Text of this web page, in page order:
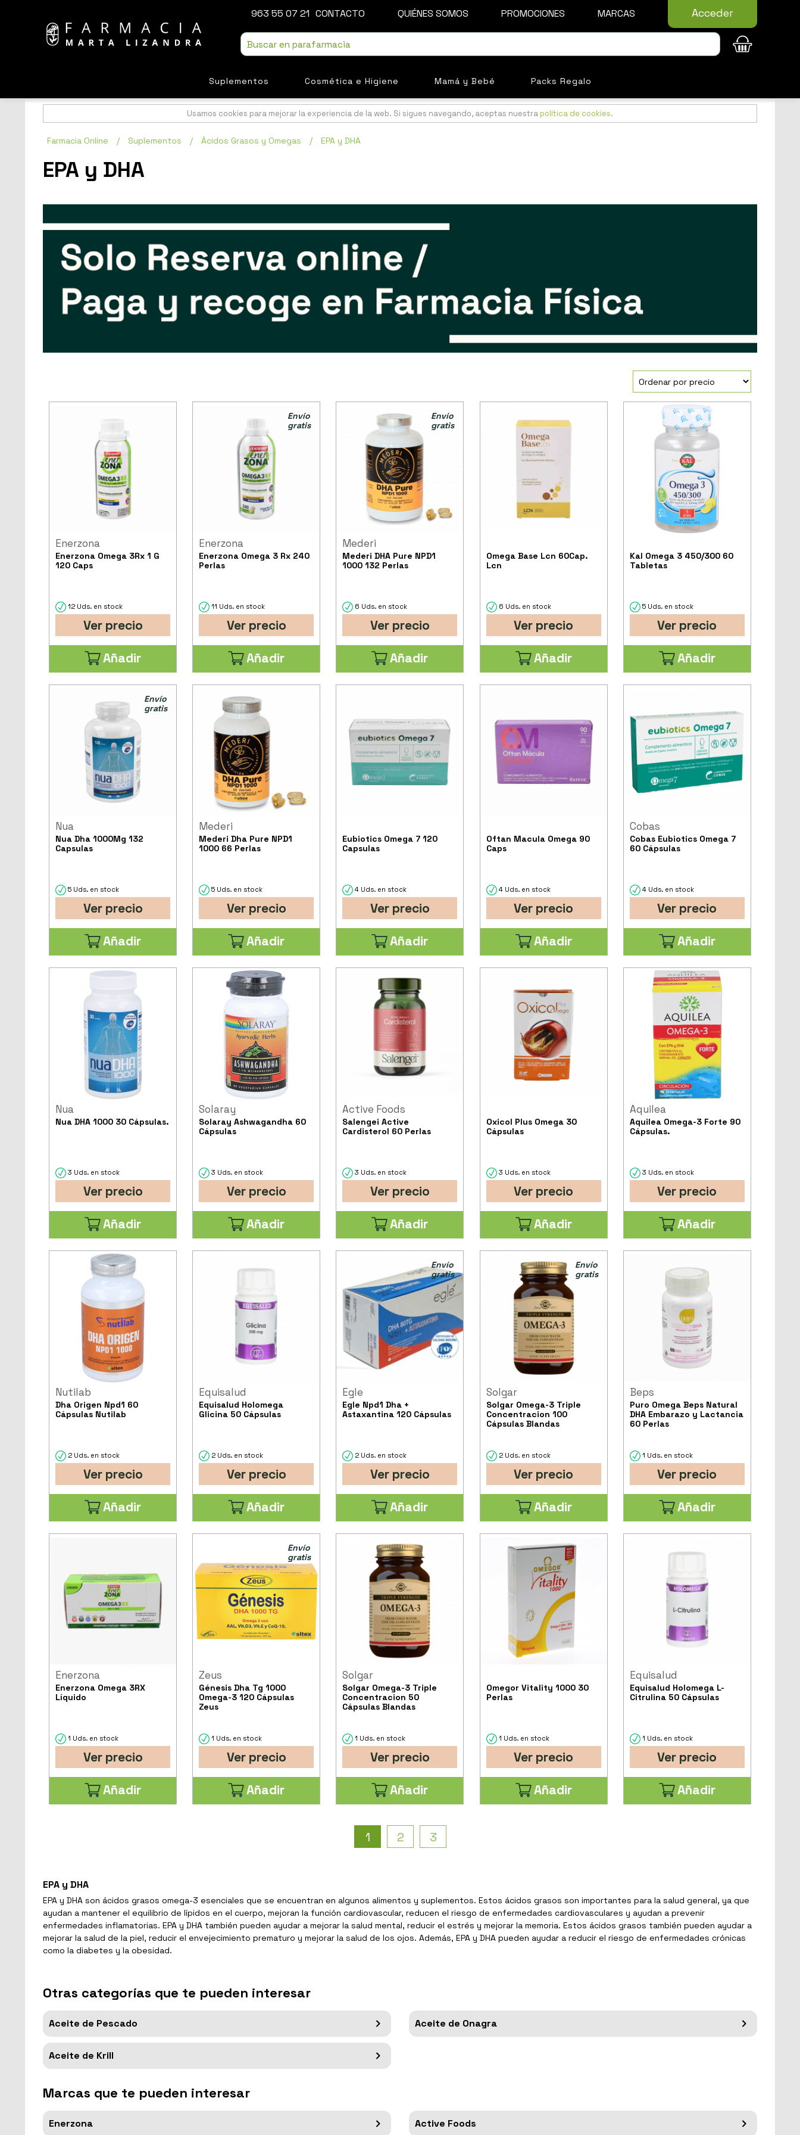
963 55 07 21 CONTACTO QUIÉNES SOMOS PROMOCIONES MARCAS Acceder
Suplementos Cosmética e Higiene Mamá y Bebé Packs Regalo
Usamos cookies para mejorar la experiencia de la web. Si sigues navegando, aceptas nuestra política de cookies.
Farmacia Online / Suplementos / Ácidos Grasos y Omegas / EPA y DHA
EPA y DHA
Enerzona
Enerzona Omega 3Rx 1 G
120 Caps
12 Uds. en stock
Ver precio
Añadir
Enerzona
Enerzona Omega 3 Rx 240
Perlas
Envío
gratis
11 Uds. en stock
Ver precio
Añadir
Mederi
Mederi DHA Pure NPD1
1000 132 Perlas
Envío
gratis
6 Uds. en stock
Ver precio
Añadir
Omega Base Lcn 60Cap.
Lcn
6 Uds. en stock
Ver precio
Añadir
Kal Omega 3 450/300 60
Tabletas
5 Uds. en stock
Ver precio
Añadir
Nua
Nua Dha 1000Mg 132
Capsulas
Envío
gratis
5 Uds. en stock
Ver precio
Añadir
Mederi
Mederi Dha Pure NPD1
1000 66 Perlas
5 Uds. en stock
Ver precio
Añadir
Eubiotics Omega 7 120
Capsulas
4 Uds. en stock
Ver precio
Añadir
Oftan Macula Omega 90
Caps
4 Uds. en stock
Ver precio
Añadir
Cobas
Cobas Eubiotics Omega 7
60 Cápsulas
4 Uds. en stock
Ver precio
Añadir
Nua
Nua DHA 1000 30 Cápsulas.
3 Uds. en stock
Ver precio
Añadir
Solaray
Solaray Ashwagandha 60
Cápsulas
3 Uds. en stock
Ver precio
Añadir
Active Foods
Salengei Active
Cardisterol 60 Perlas
3 Uds. en stock
Ver precio
Añadir
Oxicol Plus Omega 30
Cápsulas
3 Uds. en stock
Ver precio
Añadir
Aquilea
Aquilea Omega-3 Forte 90
Cápsulas.
3 Uds. en stock
Ver precio
Añadir
Nutilab
Dha Origen Npd1 60
Cápsulas Nutilab
2 Uds. en stock
Ver precio
Añadir
Equisalud
Equisalud Holomega
Glicina 50 Cápsulas
2 Uds. en stock
Ver precio
Añadir
Egle
Egle Npd1 Dha +
Astaxantina 120 Cápsulas
Envío
gratis
2 Uds. en stock
Ver precio
Añadir
Solgar
Solgar Omega-3 Triple
Concentracion 100
Cápsulas Blandas
Envío
gratis
2 Uds. en stock
Ver precio
Añadir
Beps
Puro Omega Beps Natural
DHA Embarazo y Lactancia
60 Perlas
1 Uds. en stock
Ver precio
Añadir
Enerzona
Enerzona Omega 3RX
Líquido
1 Uds. en stock
Ver precio
Añadir
Zeus
Génesis Dha Tg 1000
Omega-3 120 Cápsulas
Zeus
Envío
gratis
1 Uds. en stock
Ver precio
Añadir
Solgar
Solgar Omega-3 Triple
Concentracion 50
Cápsulas Blandas
1 Uds. en stock
Ver precio
Añadir
Omegor Vitality 1000 30
Perlas
1 Uds. en stock
Ver precio
Añadir
Equisalud
Equisalud Holomega L-
Citrulina 50 Cápsulas
1 Uds. en stock
Ver precio
Añadir
1 2 3
EPA y DHA
EPA y DHA son ácidos grasos omega-3 esenciales que se encuentran en algunos alimentos y suplementos. Estos ácidos grasos son importantes para la salud general, ya que
ayudan a mantener el equilibrio de lípidos en el cuerpo, mejoran la función cardiovascular, reducen el riesgo de enfermedades cardiovasculares y ayudan a prevenir
enfermedades inflamatorias. EPA y DHA también pueden ayudar a mejorar la salud mental, reducir el estrés y mejorar la memoria. Estos ácidos grasos también pueden ayudar a
mejorar la salud de la piel, reducir el envejecimiento prematuro y mejorar la salud de los ojos. Además, EPA y DHA pueden ayudar a reducir el riesgo de enfermedades crónicas
como la diabetes y la obesidad.
Otras categorías que te pueden interesar
Aceite de Pescado Aceite de Onagra
Aceite de Krill
Marcas que te pueden interesar
Enerzona Active Foods